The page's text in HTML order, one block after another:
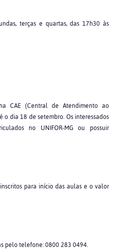
terças e quartas, das 17h30 às
CAE (Central de Atendimento ao
o dia 18 de setembro. Os interessados
no UNIFOR-MG ou possuir
para início das aulas e o valor
pelo telefone: 0800 283 0494.